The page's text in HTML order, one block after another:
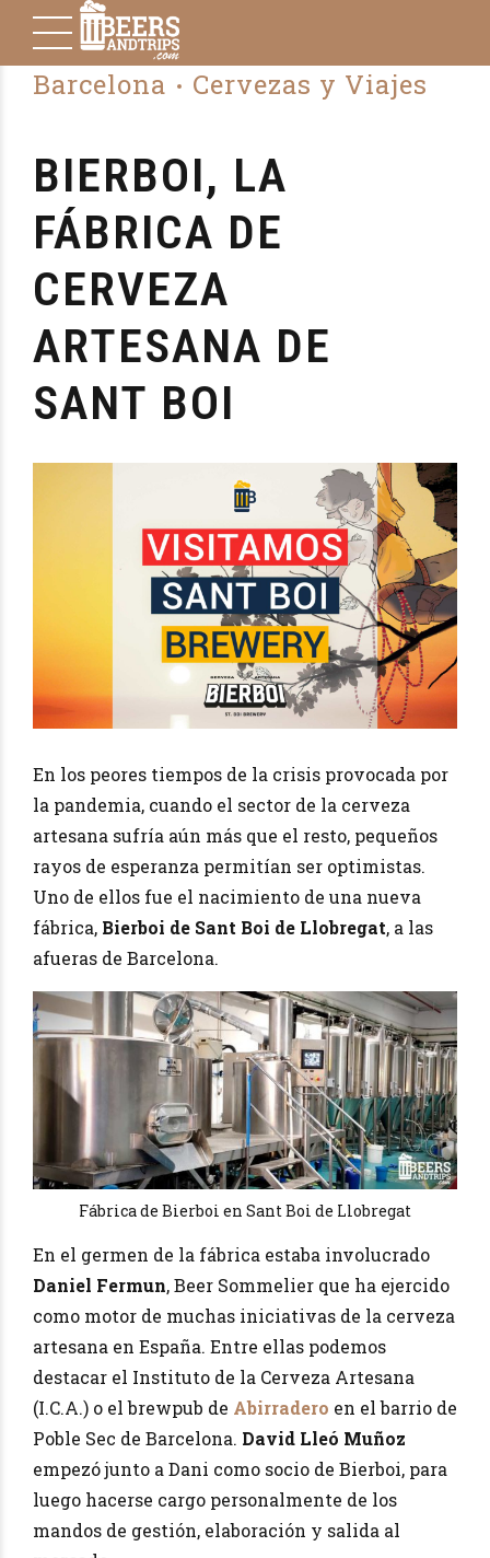
Barcelona Cervezas y Viajes
BIERBOI, LA
FÁBRICA DE
CERVEZA
ARTESANA DE
SANT BOI
En los peores tiempos de la crisis provocada por
la pandemia, cuando el sector de la cerveza
artesana sufría aún más que el resto, pequeños
rayos de esperanza permitían ser optimistas.
Uno de ellos fue el nacimiento de una nueva
fábrica, Bierboi de Sant Boi de Llobregat, a las
afueras de Barcelona.
Fábrica de Bierboi en Sant Boi de Llobregat
En el germen de la fábrica estaba involucrado
Daniel Fermun, Beer Sommelier que ha ejercido
como motor de muchas iniciativas de la cerveza
artesana en España. Entre ellas podemos
destacar el Instituto de la Cerveza Artesana
(I.C.A.) o el brewpub de Abirradero en el barrio de
Poble Sec de Barcelona. David Lleó Muñoz
empezó junto a Dani como socio de Bierboi, para
luego hacerse cargo personalmente de los
mandos de gestión, elaboración y salida al